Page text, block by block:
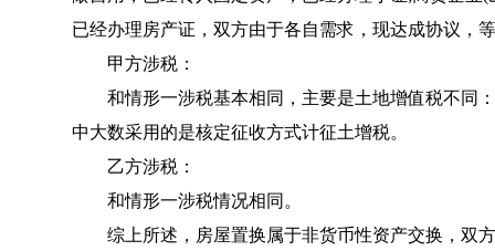
已经办理房产证，双方由于各自需求，现达成协议，
甲方涉税：
和情形一涉税基本相同，主要是土地增值税不同
中大数采用的是核定征收方式计征土增税。‍
乙方涉税：
和情形一涉税情况相同。
综上所述，房屋置换属于非货币性资产交换，双